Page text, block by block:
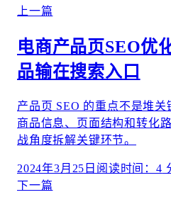
上一篇
电商产品页SEO优
品输在搜索入口
产品页 SEO 的重点不是堆关
商品信息、页面结构和转化
战角度拆解关键环节。
2024年3月25日 阅读时间： 4
下一篇